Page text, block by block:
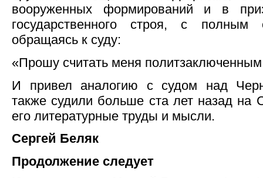
вооруженных формирований и в
государственного строя, с полным
обращаясь к суду:
«Прошу считать меня
И привел аналогию с судом над
также судили больше ста лет назад на
его литературные труды и мысли.
Сергей Беляк
Продолжение следует